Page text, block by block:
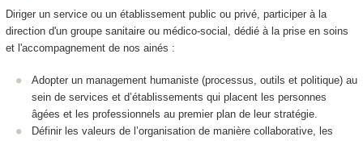
Diriger un service ou un établissement public ou privé, participer à la
direction d'un groupe sanitaire ou médico-social, dédié à la prise en soins
et l'accompagnement de nos ainés :
Adopter un management humaniste (processus, outils et politique) au
sein de services et d’établissements qui placent les personnes
âgées et les professionnels au premier plan de leur stratégie.
Définir les valeurs de l’organisation de manière collaborative, les